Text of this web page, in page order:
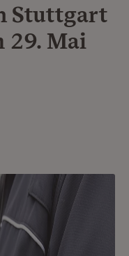
Stuttgart
29. Mai